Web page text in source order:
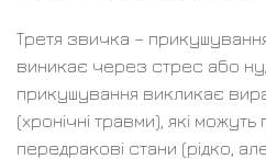
Третя звичка –
виникає через стрес або
прикушування викликає
(хронічні травми), які
передракові стани (рідко,